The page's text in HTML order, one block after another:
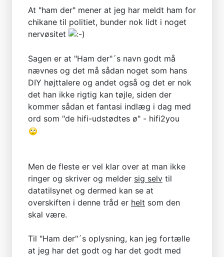
At "ham der" mener at jeg har meldt ham for
chikane til politiet, bunder nok lidt i noget
nervøsitet
Sagen er at "Ham der"´s navn godt må
nævnes og det må sådan noget som hans
DIY højttalere og andet også og det er nok
det han ikke rigtig kan tøjle, siden der
kommer sådan et fantasi indlæg i dag med
ord som "de hifi-udstødtes ø" - hifi2you
Men de fleste er vel klar over at man ikke
ringer og skriver og melder sig selv til
datatilsynet og dermed kan se at
overskiften i denne tråd er helt som den
skal være.
Til "Ham der"´s oplysning, kan jeg fortælle
at jeg har det godt og har det godt med